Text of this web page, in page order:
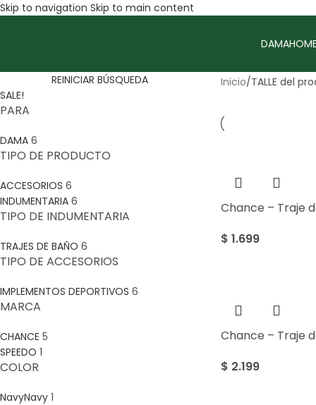
Skip to navigation Skip to main content
DAMA
REINICIAR BÚSQUEDA
SALE!
PARA
DAMA 6
TIPO DE PRODUCTO
ACCESORIOS 6
INDUMENTARIA 6
TIPO DE INDUMENTARIA
TRAJES DE BAÑO 6
TIPO DE ACCESORIOS
IMPLEMENTOS DEPORTIVOS 6
MARCA
CHANCE 5
SPEEDO 1
COLOR
NavyNavy 1
Inicio/TALLE del
Chance – Traje
$ 1.699
Chance – Traje
$ 2.199